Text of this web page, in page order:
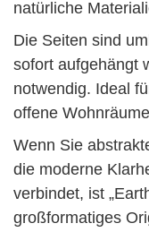
natürliche
Die Seiten sind
sofort aufgehängt
notwendig. Ideal
offene
Wenn Sie
die moderne
verbindet, ist
großformatiges